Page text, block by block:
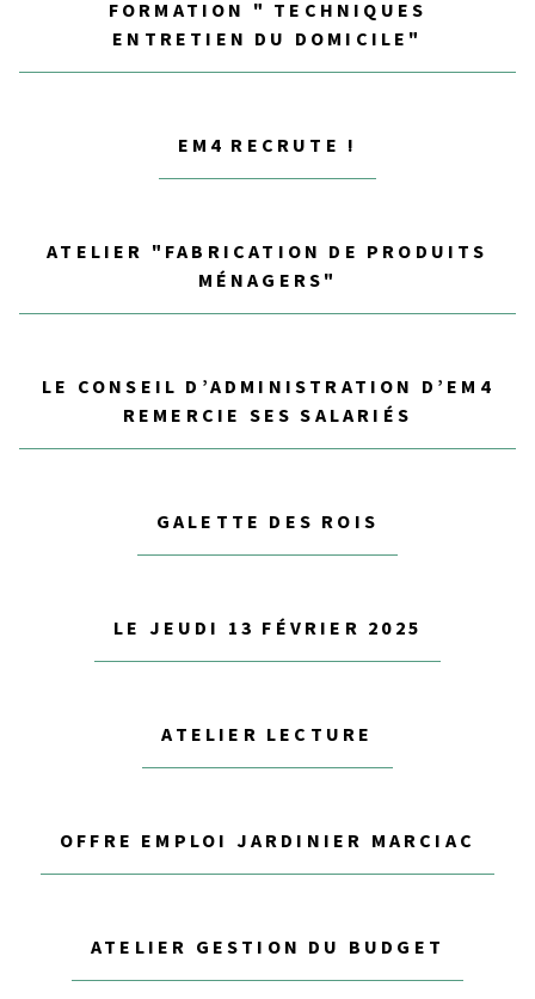
FORMATION " TECHNIQUES
ENTRETIEN DU DOMICILE"
EM4 RECRUTE !
ATELIER "FABRICATION DE PRODUITS
MÉNAGERS"
LE CONSEIL D’ADMINISTRATION D’EM4
REMERCIE SES SALARIÉS
GALETTE DES ROIS
LE JEUDI 13 FÉVRIER 2025
ATELIER LECTURE
OFFRE EMPLOI JARDINIER MARCIAC
ATELIER GESTION DU BUDGET